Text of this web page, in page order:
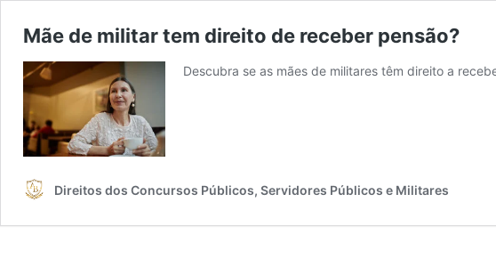
Mãe de militar tem direito de receber pensão?
Descubra se as mães de militares têm direito a
Direitos dos Concursos Públicos, Servidores Públicos e Militares